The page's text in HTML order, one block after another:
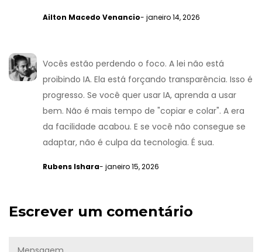
Ailton Macedo Venancio- janeiro 14, 2026
Vocês estão perdendo o foco. A lei não está
proibindo IA. Ela está forçando transparência. Isso é
progresso. Se você quer usar IA, aprenda a usar
bem. Não é mais tempo de "copiar e colar". A era
da facilidade acabou. E se você não consegue se
adaptar, não é culpa da tecnologia. É sua.
Rubens Ishara- janeiro 15, 2026
Escrever um comentário